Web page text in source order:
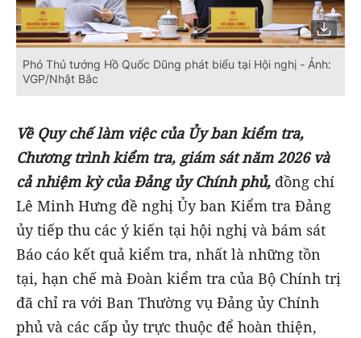
Phó Thủ tướng Hồ Quốc Dũng phát biểu tại Hội nghị - Ảnh:
VGP/Nhật Bắc
Về Quy chế làm việc của Ủy ban kiểm tra,
Chương trình kiểm tra, giám sát năm 2026 và
cả nhiệm kỳ của Đảng ủy Chính phủ, đồng chí
Lê Minh Hưng đề nghị Ủy ban Kiểm tra Đảng
ủy tiếp thu các ý kiến tại hội nghị và bám sát
Báo cáo kết quả kiểm tra, nhất là những tồn
tại, hạn chế mà Đoàn kiểm tra của Bộ Chính trị
đã chỉ ra với Ban Thường vụ Đảng ủy Chính
phủ và các cấp ủy trực thuộc để hoàn thiện,